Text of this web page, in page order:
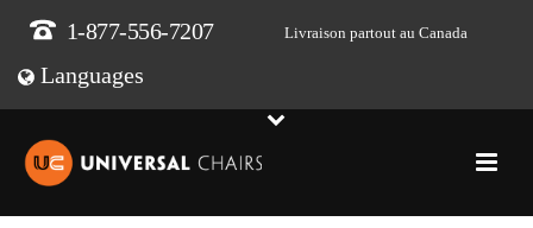
1-877-556-7207 Livraison partout au Canada
Languages